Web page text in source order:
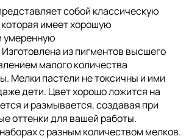
собой классическую
имеет хорошую
умеренную
из пигментов высшего
малого количества
Мелки пастели не токсичны и ими
дети. Цвет хорошо ложится на
и размывается, создавая при
оттенки для вашей работы.
с разным количеством мелков.